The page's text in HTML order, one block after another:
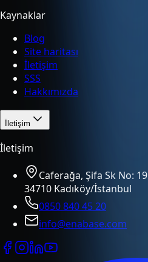
Kaynaklar
Blog
Site haritası
İletişim
SSS
Hakkımızda
İletişim
İletişim
Caferağa, Şifa Sk No: 19
34710 Kadıköy/İstanbul
0850 840 45 20
info@enabase.com